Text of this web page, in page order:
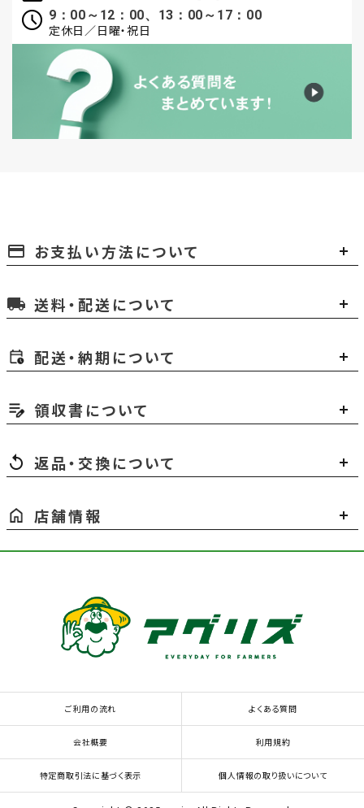
9：00～12：00、13：00～17：00
定休日／日曜・祝日
payment お支払い方法について
local_shipping 送料・配送について
配送・納期について
領収書について
返品・交換について
店舗情報
ご利用の流れ よくある質問
会社概要 利用規約
特定商取引法に基づく表示 個人情報の取り扱いについて